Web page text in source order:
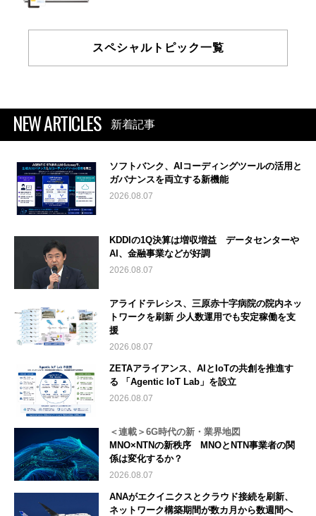
スペシャルトピック一覧
NEW ARTICLES 新着記事
ソフトバンク、AIコーディングツールの活用と
ガバナンスを両立する新機能
2026.08.07
KDDIの1Q決算は増収増益 データセンターや
AI、金融事業などが好調
2026.08.07
アライドテレシス、三原赤十字病院の院内ネッ
トワークを刷新 少人数運用でも安定稼働を支
援
2026.08.07
ZETAアライアンス、AIとIoTの共創を推進す
る 「Agentic IoT Lab」を設立
2026.08.07
＜連載＞6G時代の新・業界地図
MNO×NTNの新秩序 MNOとNTN事業者の関
係は変化するか？
2026.08.07
ANAがエクイニクスとクラウド接続を刷新、
ネットワーク構築期間が数カ月から数週間へ